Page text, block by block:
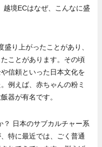
越境ECはなぜ、こんなに盛
り上がったことがあり、
ことがあります。その頃
信頼といった日本文化を
例えば、赤ちゃんの粉ミ
器が有名です。
？ 日本のサブカルチャー系
特に最近では、ごく普通